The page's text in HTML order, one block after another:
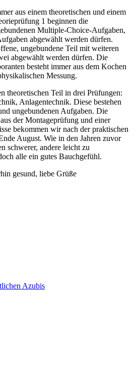
aus einem theoretischen und einem
1 beginnen die
Multiple-Choice-Aufgaben,
abgewählt werden dürfen.
ungebundene Teil mit weiteren
abgewählt werden dürfen. Die
besteht immer aus dem Kochen
Messung.
theoretischen Teil in drei Prüfungen:
Anlagentechnik. Diese bestehen
ungebundenen Aufgaben. Die
der Montageprüfung und einer
bekommen wir nach der praktischen
August. Wie in den Jahren zuvor
schwerer, andere leicht zu
alle ein gutes Bauchgefühl.
gesund, liebe Grüße
Azubis